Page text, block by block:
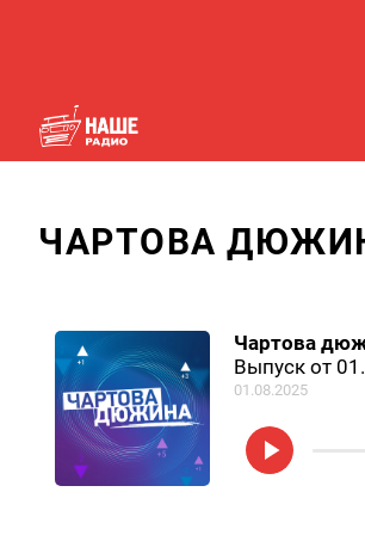
ЧАРТОВА
Чартова
Выпуск от
01.08.2025